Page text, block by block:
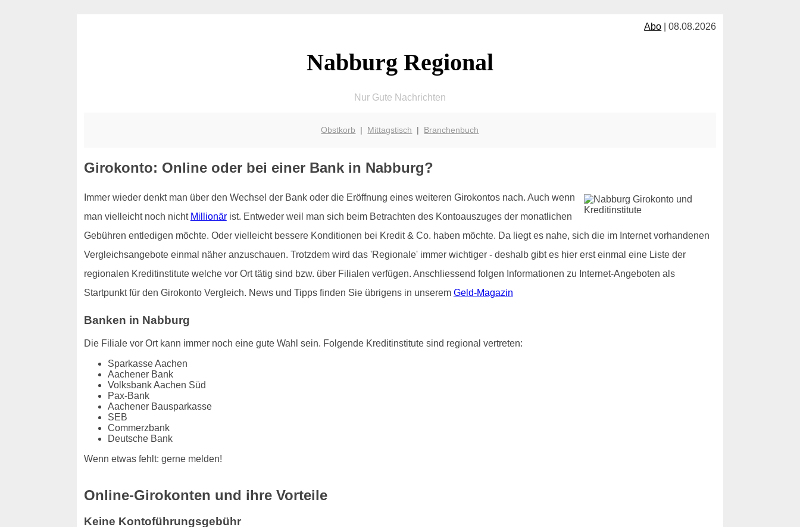
Abo | 08.08.2026
Nabburg Regional
Nur Gute Nachrichten
Obstkorb | Mittagstisch | Branchenbuch
Girokonto: Online oder bei einer Bank in Nabburg?
Immer wieder denkt man über den Wechsel der Bank oder die Eröffnung eines weiteren Girokontos nach. Auch wenn
man vielleicht noch nicht Millionärist. Entweder weil man sich beim Betrachten des Kontoauszuges der monatlichen
Gebühren entledigen möchte. Oder vielleicht bessere Konditionen bei Kredit & Co. haben möchte. Da liegt es nahe, sich die im Internet vorhandenen
Vergleichsangebote einmal näher anzuschauen. Trotzdem wird das 'Regionale' immer wichtiger - deshalb gibt es hier erst einmal eine Liste der
regionalen Kreditinstitute welche vor Ort tätig sind bzw. über Filialen verfügen. Anschliessend folgen Informationen zu Internet-Angeboten als
Startpunkt für den Girokonto Vergleich. News und Tipps finden Sie übrigens in unserem Geld-Magazin
Banken in Nabburg
Die Filiale vor Ort kann immer noch eine gute Wahl sein. Folgende Kreditinstitute sind regional vertreten:
Sparkasse Aachen
Aachener Bank
Volksbank Aachen Süd
Pax-Bank
Aachener Bausparkasse
SEB
Commerzbank
Deutsche Bank
Wenn etwas fehlt: gerne melden!
Online-Girokonten und ihre Vorteile
Keine Kontoführungsgebühr